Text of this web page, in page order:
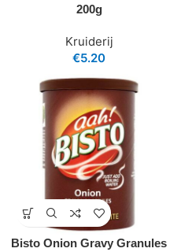
200g
Kruiderij
€5.20
Bisto Onion Gravy Granules